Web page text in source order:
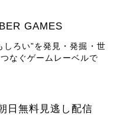
GAMES
しろい”を発見・発掘・世
なぐゲームレーベルで
日無料見逃し配信